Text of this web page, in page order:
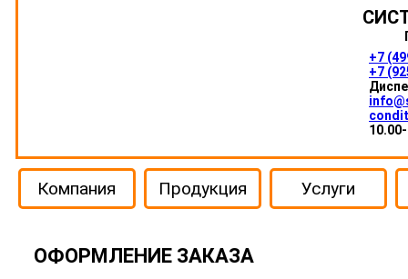
+7
+7
Компания Продукция Услуги
ОФОРМЛЕНИЕ ЗАКАЗА